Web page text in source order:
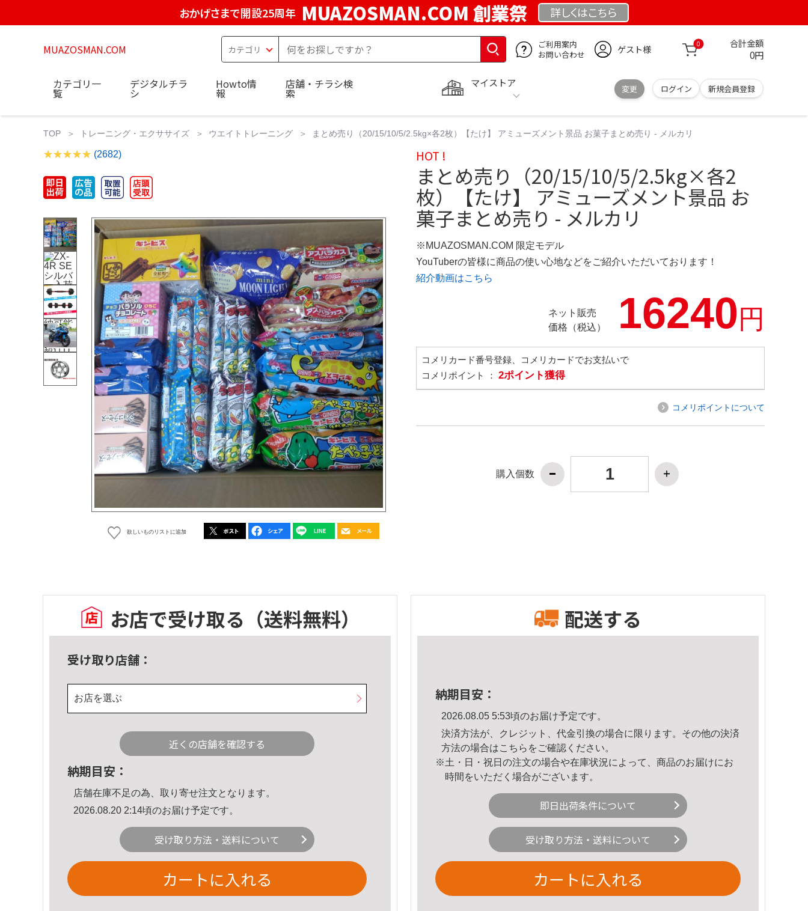
おかげさまで開設25周年 MUAZOSMAN.COM 創業祭 詳しくはこちら
MUAZOSMAN.COM
ご利用案内
お問い合わせ
ゲスト様 0 合計金額
0円
マイストア
変更 ログイン 新規会員登録
カテゴリ一
覧
デジタルチラ
シ
Howto情
報
店舗・チラシ検
索
TOP トレーニング・エクササイズ ウエイトトレーニング まとめ売り（20/15/10/5/2.5kg×各2枚）【たけ】 アミューズメント景品 お菓子まとめ売り - メルカリ
(2682)
欲しいものリストに追加
HOT !
まとめ売り（20/15/10/5/2.5kg×各2
枚）【たけ】 アミューズメント景品 お
菓子まとめ売り - メルカリ
※MUAZOSMAN.COM 限定モデル
YouTuberの皆様に商品の使い心地などをご紹介いただいております！
紹介動画はこちら
ネット販売
価格（税込）
16240円
コメリカード番号登録、コメリカードでお支払いで
コメリポイント ： 2ポイント獲得
コメリポイントについて
購入個数
お店で受け取る （送料無料）
受け取り店舗：
お店を選ぶ
近くの店舗を確認する
納期目安：
店舗在庫不足の為、取り寄せ注文となります。
2026.08.20 2:14頃のお届け予定です。
受け取り方法・送料について
カートに入れる
配送する
納期目安：
2026.08.05 5:53頃のお届け予定です。
決済方法が、クレジット、代金引換の場合に限ります。その他の決済
方法の場合はこちら をご確認ください。
※土・日・祝日の注文の場合や在庫状況によって、商品のお届けにお
時間をいただく場合がございます。
即日出荷条件について
受け取り方法・送料について
カートに入れる